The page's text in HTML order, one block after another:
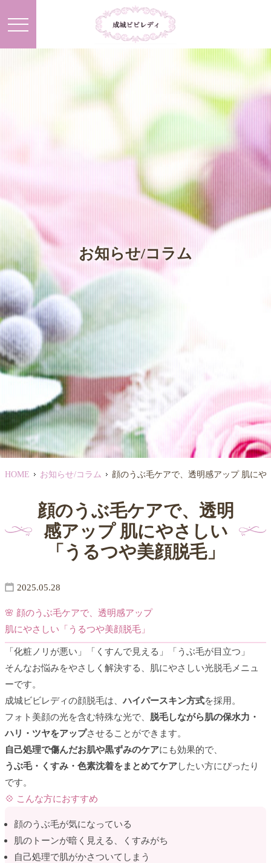
お知らせ/コラム
HOME お知らせ/コラム 顔のうぶ毛ケアで、透明感アップ 肌にや
顔のうぶ毛ケアで、透明
感アップ 肌にやさしい
「うるつや美顔脱毛」
2025.05.28
🌸 顔のうぶ毛ケアで、透明感アップ
肌にやさしい「うるつや美顔脱毛」
「化粧ノリが悪い」「くすんで見える」「うぶ毛が目立つ」
そんなお悩みをやさしく解決する、肌にやさしい光脱毛メニュ
ーです。
成城ビビレディの顔脱毛は、ハイパースキン方式を採用。
フォト美顔の光を含む特殊な光で、 脱毛しながら肌の保水力・
ハリ・ツヤをアップさせることができます。
自己処理で傷んだお肌や黒ずみのケアにも効果的で、
うぶ毛・くすみ・色素沈着をまとめてケアしたい方にぴったり
です。
💠 こんな方におすすめ
顔のうぶ毛が気になっている
肌のトーンが暗く見える、くすみがち
自己処理で肌がかさついてしまう